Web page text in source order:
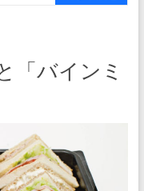
「バインミ